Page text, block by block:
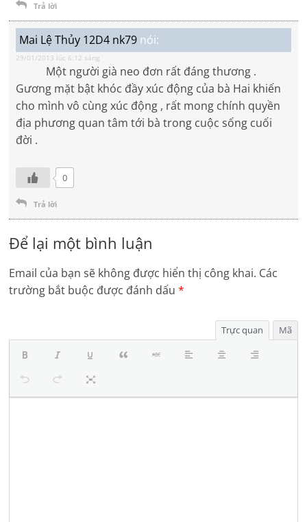
Trả lời
Mai Lệ Thủy 12D4 nk79 nói:
29/01/2013 lúc 6:12 sáng
Một người già neo đơn rất đáng thương .
Gương mặt bật khóc đầy xúc động của bà Hai khiến
cho mình vô cùng xúc động , rất mong chính quyền
địa phương quan tâm tới bà trong cuộc sống cuối
đời .
0
Trả lời
Để lại một bình luận
Email của bạn sẽ không được hiển thị công khai. Các
trường bắt buộc được đánh dấu*
Trực quan Mã